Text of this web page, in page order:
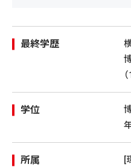
最終学歴
学位
所属
[